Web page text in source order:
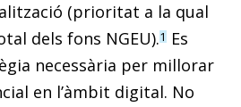
(prioritat a la qual
dels fons NGEU).1 Es
necessària per millorar
en l’àmbit digital. No